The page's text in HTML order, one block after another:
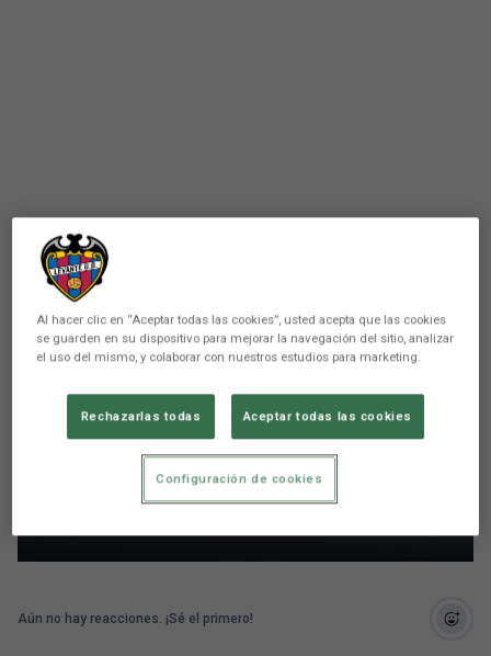
Entrenamiento a puerta
cerrada en las instalaciones
del Estadio
Aún no hay reacciones. ¡Sé el primero!
Al hacer clic en “Aceptar todas las cookies”, usted acepta que las cookies
se guarden en su dispositivo para mejorar la navegación del sitio, analizar
el uso del mismo, y colaborar con nuestros estudios para marketing.
Rechazarlas todas Aceptar todas las cookies
Configuración de cookies